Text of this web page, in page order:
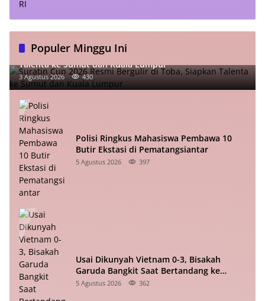
Populer Minggu Ini
Suratin Cup 2026 Resmi Bergulir di Toba, Siapkan
Talenta ke Sumut dan Kuala Lumpur
3 Agustus 2026 430
Polisi Ringkus Mahasiswa Pembawa 10
Butir Ekstasi di Pematangsiantar
5 Agustus 2026 397
Usai Dikunyah Vietnam 0-3, Bisakah
Garuda Bangkit Saat Bertandang ke
Singapura?
5 Agustus 2026 362